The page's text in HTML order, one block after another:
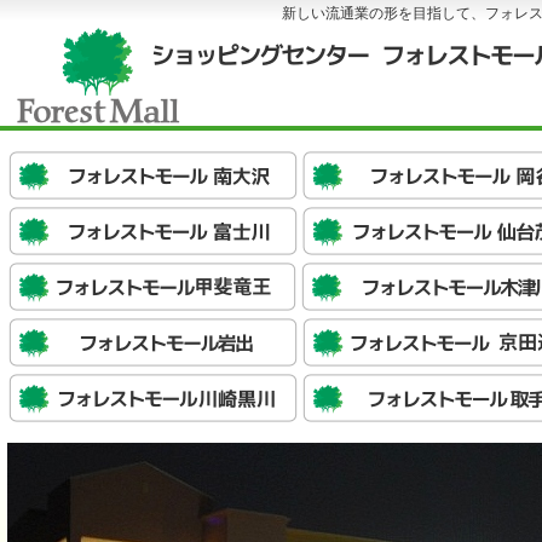
新しい流通業の形を目指して、フォレ